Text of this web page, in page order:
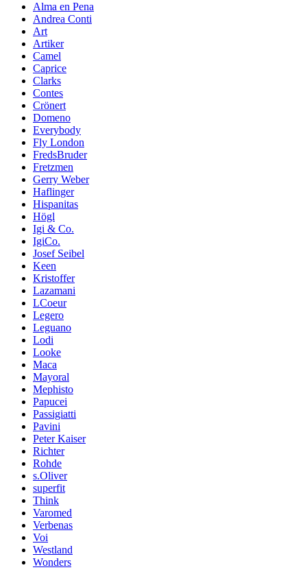
Alma en Pena
Andrea Conti
Art
Artiker
Camel
Caprice
Clarks
Contes
Crönert
Domeno
Everybody
Fly London
FredsBruder
Fretzmen
Gerry Weber
Haflinger
Hispanitas
Högl
Igi & Co.
IgiCo.
Josef Seibel
Keen
Kristoffer
Lazamani
LCoeur
Legero
Leguano
Lodi
Looke
Maca
Mayoral
Mephisto
Papucei
Passigiatti
Pavini
Peter Kaiser
Richter
Rohde
s.Oliver
superfit
Think
Varomed
Verbenas
Voi
Westland
Wonders